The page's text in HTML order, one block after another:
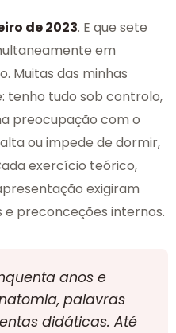
de 2023. E que sete
em
Muitas das minhas
tenho tudo sob controlo,
preocupação com o
ou impede de dormir,
exercício teórico,
exigiram
preconceções internos.
anos e
palavras
didáticas. Até